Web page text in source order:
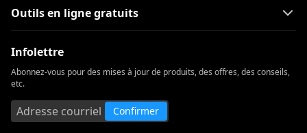
Outils en ligne gratuits
Infolettre
Abonnez-vous pour des mises à jour de produits, des offres, des conseils,
etc.
Confirmer